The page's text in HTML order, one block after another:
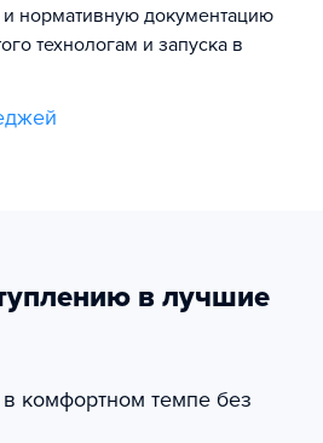
нормативную документацию
технологам и запуска в
в лучшие
комфортном темпе без